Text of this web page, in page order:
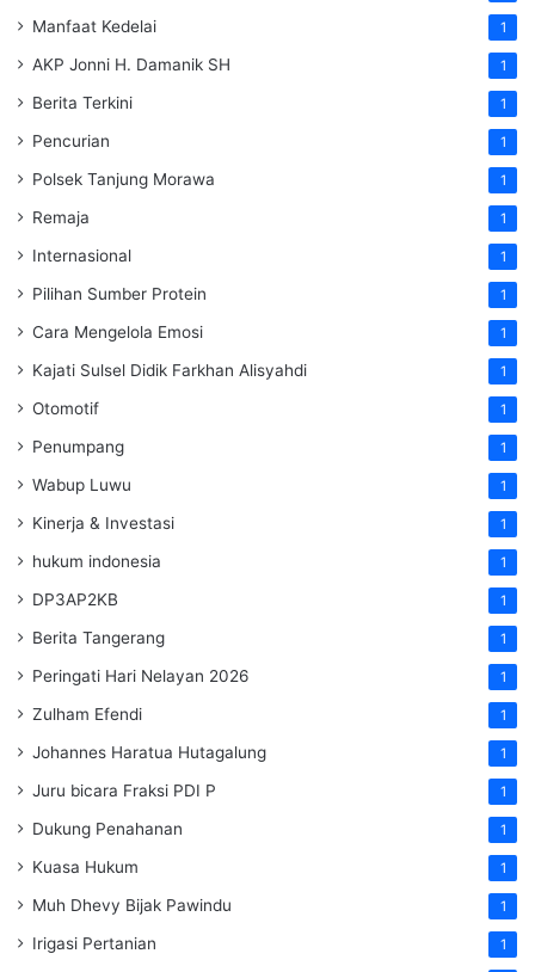
Manfaat Kedelai 1
AKP Jonni H. Damanik SH 1
Berita Terkini 1
Pencurian 1
Polsek Tanjung Morawa 1
Remaja 1
Internasional 1
Pilihan Sumber Protein 1
Cara Mengelola Emosi 1
Kajati Sulsel Didik Farkhan Alisyahdi 1
Otomotif 1
Penumpang 1
Wabup Luwu 1
Kinerja & Investasi 1
hukum indonesia 1
DP3AP2KB 1
Berita Tangerang 1
Peringati Hari Nelayan 2026 1
Zulham Efendi 1
Johannes Haratua Hutagalung 1
Juru bicara Fraksi PDI P 1
Dukung Penahanan 1
Kuasa Hukum 1
Muh Dhevy Bijak Pawindu 1
Irigasi Pertanian 1